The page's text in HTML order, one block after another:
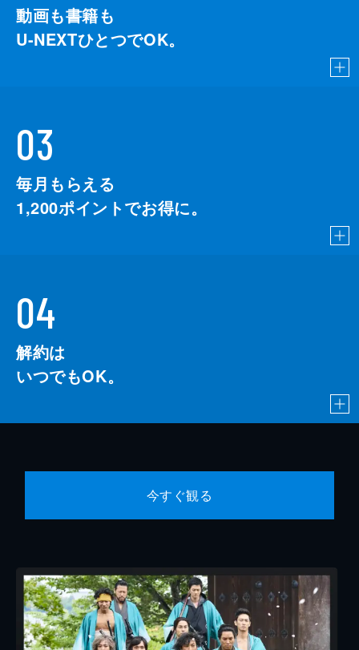
動画も書籍も
U-NEXTひとつでOK。
03
毎月もらえる
1,200ポイントでお得に。
04
解約は
いつでもOK。
今すぐ観る